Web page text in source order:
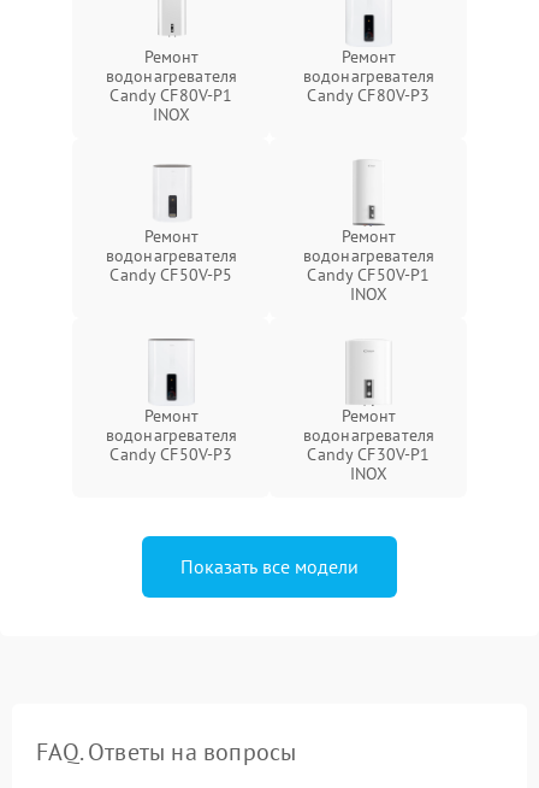
Ремонт
водонагревателя
Candy CF80V-P1
INOX
Ремонт
водонагревателя
Candy CF80V-P3
Ремонт
водонагревателя
Candy CF50V-P5
Ремонт
водонагревателя
Candy CF50V-P1
INOX
Ремонт
водонагревателя
Candy CF50V-P3
Ремонт
водонагревателя
Candy CF30V-P1
INOX
Показать все модели
FAQ. Ответы на вопросы